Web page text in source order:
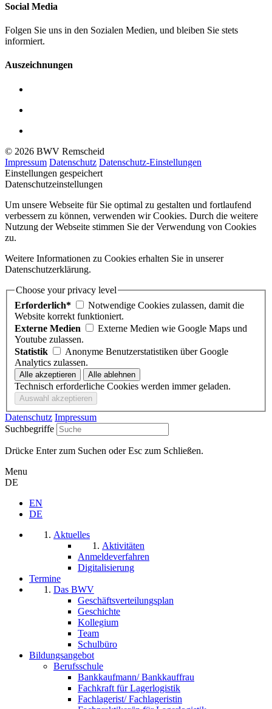
Social Media
Folgen Sie uns in den Sozialen Medien, und bleiben Sie stets
informiert.
Auszeichnungen
© 2026 BWV Remscheid
Impressum Datenschutz Datenschutz-Einstellungen
Einstellungen gespeichert
Datenschutzeinstellungen
Um unsere Webseite für Sie optimal zu gestalten und fortlaufend
verbessern zu können, verwenden wir Cookies. Durch die weitere
Nutzung der Webseite stimmen Sie der Verwendung von Cookies
zu.
Weitere Informationen zu Cookies erhalten Sie in unserer
Datenschutzerklärung.
Choose your privacy level
Erforderlich*
Notwendige Cookies zulassen, damit die
Website korrekt funktioniert.
Externe Medien
Externe Medien wie Google Maps und
Youtube zulassen.
Statistik
Anonyme Benutzerstatistiken über Google
Analytics zulassen.
Technisch erforderliche Cookies werden immer geladen.
Datenschutz Impressum
Suchbegriffe
Drücke Enter zum Suchen oder Esc zum Schließen.
Menu
DE
EN
DE
Aktuelles
Aktivitäten
Anmeldeverfahren
Digitalisierung
Termine
Das BWV
Geschäftsverteilungsplan
Geschichte
Kollegium
Team
Schulbüro
Bildungsangebot
Berufsschule
Bankkaufmann/ Bankkauffrau
Fachkraft für Lagerlogistik
Fachlagerist/ Fachlageristin